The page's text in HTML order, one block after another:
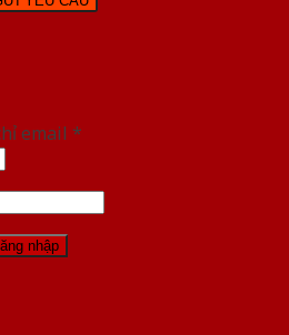
email *
nhập